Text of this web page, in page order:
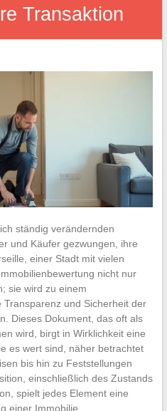
Transaktion
ständig verändernden
und Käufer gezwungen, ihre
einer Stadt mit vielen
nicht nur
sie wird zu einem
und Sicherheit der
Dieses Dokument, das oft als
wird, birgt in Wirklichkeit eine
es wert sind, näher betrachtet
bis hin zu Feststellungen
einschließlich des Zustands
spielt jedes Element eine
einer Immobilie.